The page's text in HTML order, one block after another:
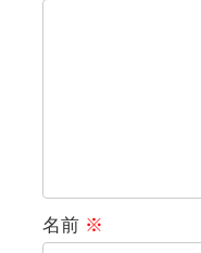
名前 ※